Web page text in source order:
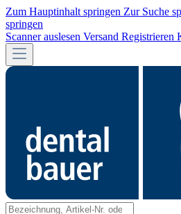
Zum Hauptinhalt springen Zur Suche
springen
Scanner auslesen Versand Registrieren